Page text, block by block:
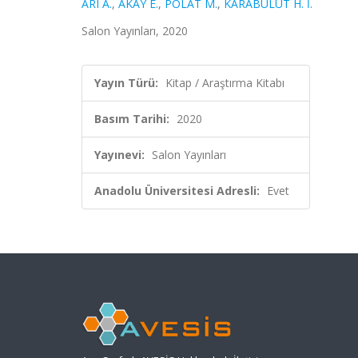
ARI A., AKAY E., POLAT M., KARABULUT H. İ.
Salon Yayınları, 2020
Yayın Türü: Kitap / Araştırma Kitabı
Basım Tarihi: 2020
Yayınevi: Salon Yayınları
Anadolu Üniversitesi Adresli: Evet